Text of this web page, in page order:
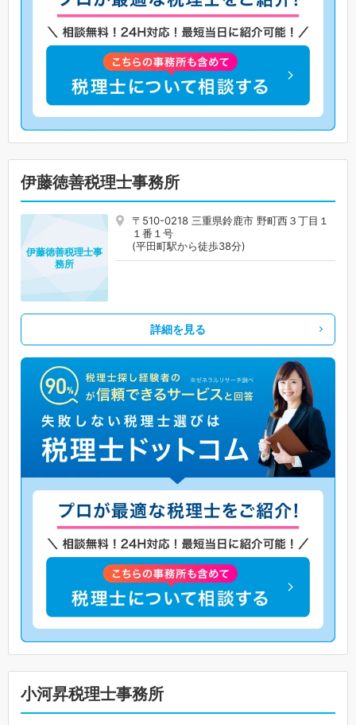
伊藤徳善税理士事務所
〒510-0218 三重県鈴鹿市 野町西３丁目１
１番１号
(平田町駅から徒歩38分)
伊藤徳善税理士事
務所
詳細を見る
小河昇税理士事務所